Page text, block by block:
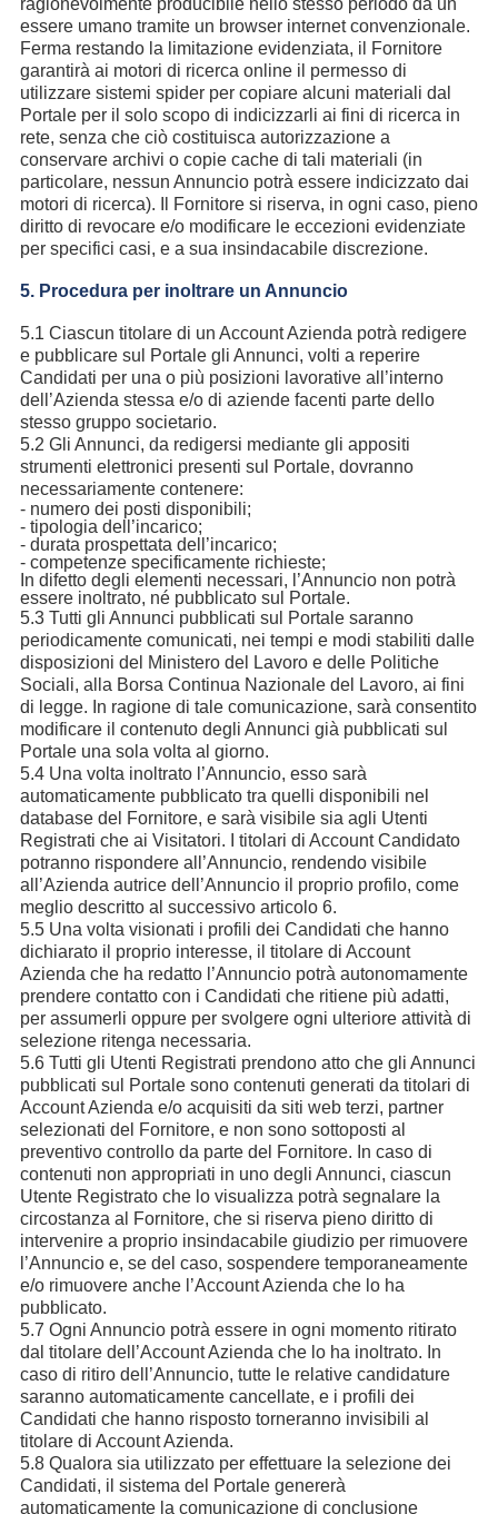
ragionevolmente producibile nello stesso periodo da un
essere umano tramite un browser internet convenzionale.
Ferma restando la limitazione evidenziata, il Fornitore
garantirà ai motori di ricerca online il permesso di
utilizzare sistemi spider per copiare alcuni materiali dal
Portale per il solo scopo di indicizzarli ai fini di ricerca in
rete, senza che ciò costituisca autorizzazione a
conservare archivi o copie cache di tali materiali (in
particolare, nessun Annuncio potrà essere indicizzato dai
motori di ricerca). Il Fornitore si riserva, in ogni caso, pieno
diritto di revocare e/o modificare le eccezioni evidenziate
per specifici casi, e a sua insindacabile discrezione.
5. Procedura per inoltrare un Annuncio
5.1 Ciascun titolare di un Account Azienda potrà redigere
e pubblicare sul Portale gli Annunci, volti a reperire
Candidati per una o più posizioni lavorative all’interno
dell’Azienda stessa e/o di aziende facenti parte dello
stesso gruppo societario.
5.2 Gli Annunci, da redigersi mediante gli appositi
strumenti elettronici presenti sul Portale, dovranno
necessariamente contenere:
- numero dei posti disponibili;
- tipologia dell’incarico;
- durata prospettata dell’incarico;
- competenze specificamente richieste;
In difetto degli elementi necessari, l’Annuncio non potrà
essere inoltrato, né pubblicato sul Portale.
5.3 Tutti gli Annunci pubblicati sul Portale saranno
periodicamente comunicati, nei tempi e modi stabiliti dalle
disposizioni del Ministero del Lavoro e delle Politiche
Sociali, alla Borsa Continua Nazionale del Lavoro, ai fini
di legge. In ragione di tale comunicazione, sarà consentito
modificare il contenuto degli Annunci già pubblicati sul
Portale una sola volta al giorno.
5.4 Una volta inoltrato l’Annuncio, esso sarà
automaticamente pubblicato tra quelli disponibili nel
database del Fornitore, e sarà visibile sia agli Utenti
Registrati che ai Visitatori. I titolari di Account Candidato
potranno rispondere all’Annuncio, rendendo visibile
all’Azienda autrice dell’Annuncio il proprio profilo, come
meglio descritto al successivo articolo 6.
5.5 Una volta visionati i profili dei Candidati che hanno
dichiarato il proprio interesse, il titolare di Account
Azienda che ha redatto l’Annuncio potrà autonomamente
prendere contatto con i Candidati che ritiene più adatti,
per assumerli oppure per svolgere ogni ulteriore attività di
selezione ritenga necessaria.
5.6 Tutti gli Utenti Registrati prendono atto che gli Annunci
pubblicati sul Portale sono contenuti generati da titolari di
Account Azienda e/o acquisiti da siti web terzi, partner
selezionati del Fornitore, e non sono sottoposti al
preventivo controllo da parte del Fornitore. In caso di
contenuti non appropriati in uno degli Annunci, ciascun
Utente Registrato che lo visualizza potrà segnalare la
circostanza al Fornitore, che si riserva pieno diritto di
intervenire a proprio insindacabile giudizio per rimuovere
l’Annuncio e, se del caso, sospendere temporaneamente
e/o rimuovere anche l’Account Azienda che lo ha
pubblicato.
5.7 Ogni Annuncio potrà essere in ogni momento ritirato
dal titolare dell’Account Azienda che lo ha inoltrato. In
caso di ritiro dell’Annuncio, tutte le relative candidature
saranno automaticamente cancellate, e i profili dei
Candidati che hanno risposto torneranno invisibili al
titolare di Account Azienda.
5.8 Qualora sia utilizzato per effettuare la selezione dei
Candidati, il sistema del Portale genererà
automaticamente la comunicazione di conclusione